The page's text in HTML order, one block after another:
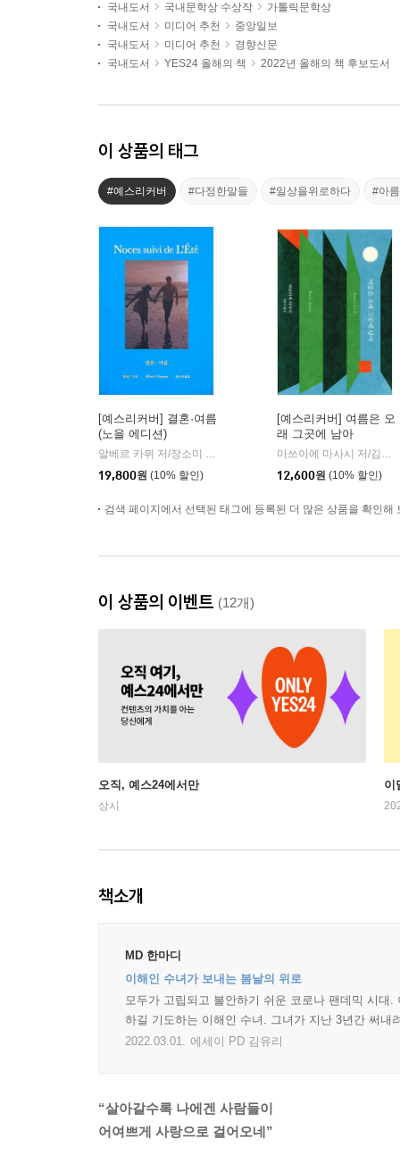
국내도서 국내문학상 수상작
가톨릭문학상
국내도서
미디어 추천
중앙일보
국내도서
미디어 추천
경향신문
국내도서
YES24 올해의 책 2022년 올해의 책 후보도서
이 상품의 태그
#예스리커버 #다정한말들 #일상을위로하다 #아
[예스리커버] 결혼·여름
(노을 에디션)
알베르 카뮈 저/장소미 역
19,800원 (10% 할인)
[예스리커버] 여름은 오
래 그곳에 남아
마쓰이에 마사시 저/김춘미 역
12,600원 (10% 할인)
검색 페이지에서 선택된 태그에 등록된 더 많은 상품을 확인해
이 상품의 이벤트 (12개)
오직, 예스24에서만
상시
이
책소개
MD 한마디
이해인 수녀가 보내는 봄날의 위로
모두가 고립되고 불안하기 쉬운 코로나 팬데믹 시대
하길 기도하는 이해인 수녀. 그녀가 지난 3년간 써
2022.03.01. 에세이 PD 김유리
“살아갈수록 나에겐 사람들이
어여쁘게 사랑으로 걸어오네”